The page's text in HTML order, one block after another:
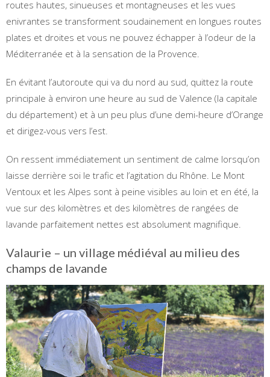
routes hautes, sinueuses et montagneuses et les vues
enivrantes se transforment soudainement en longues routes
plates et droites et vous ne pouvez échapper à l’odeur de la
Méditerranée et à la sensation de la Provence.
En évitant l’autoroute qui va du nord au sud, quittez la route
principale à environ une heure au sud de Valence (la capitale
du département) et à un peu plus d’une demi-heure d’Orange
et dirigez-vous vers l’est.
On ressent immédiatement un sentiment de calme lorsqu’on
laisse derrière soi le trafic et l’agitation du Rhône. Le Mont
Ventoux et les Alpes sont à peine visibles au loin et en été, la
vue sur des kilomètres et des kilomètres de rangées de
lavande parfaitement nettes est absolument magnifique.
Valaurie – un village médiéval au milieu des
champs de lavande